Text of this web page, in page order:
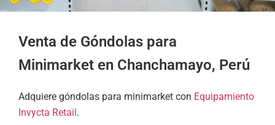
Venta de Góndolas para
Minimarket en Chanchamayo, Perú
Adquiere góndolas para minimarket con Equipamiento
Invycta Retail .